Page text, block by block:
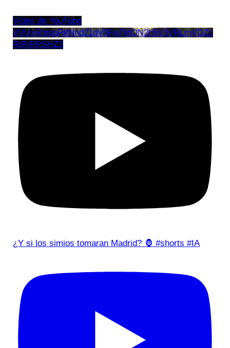
Vídeo de YouTube
VVUxRmppRkNnd21qV0FwTldON2h5V3VRLmVDZz
RiRjRRSHZ3
¿Y si los simios tomaran Madrid? 🦍 #shorts #IA